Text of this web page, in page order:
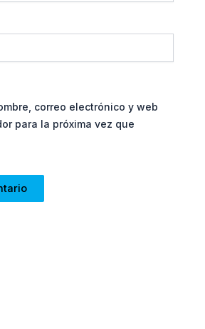
correo electrónico y web
para la próxima vez que